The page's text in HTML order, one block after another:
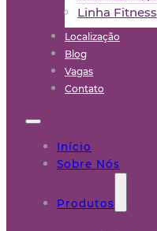
Linha Fitness
Localização
Blog
Vagas
Contato
Início
Sobre Nós
Produtos